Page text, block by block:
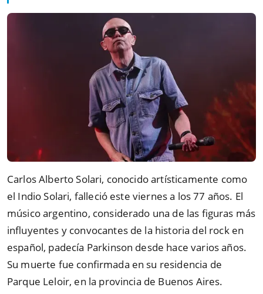
Carlos Alberto Solari, conocido artísticamente como
el Indio Solari, falleció este viernes a los 77 años. El
músico argentino, considerado una de las figuras más
influyentes y convocantes de la historia del rock en
español, padecía Parkinson desde hace varios años.
Su muerte fue confirmada en su residencia de
Parque Leloir, en la provincia de Buenos Aires.